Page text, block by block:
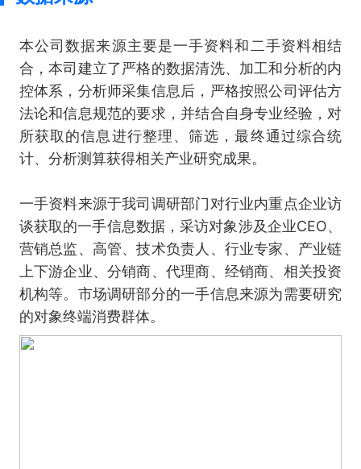
本公司数据来源主要是一手资料和二手资料相结
合，本司建立了严格的数据清洗、加工和分析的内
控体系，分析师采集信息后，严格按照公司评估方
法论和信息规范的要求，并结合自身专业经验，对
所获取的信息进行整理、筛选，最终通过综合统
计、分析测算获得相关产业研究成果。
一手资料来源于我司调研部门对行业内重点企业访
谈获取的一手信息数据，采访对象涉及企业CEO、
营销总监、高管、技术负责人、行业专家、产业链
上下游企业、分销商、代理商、经销商、相关投资
机构等。市场调研部分的一手信息来源为需要研究
的对象终端消费群体。